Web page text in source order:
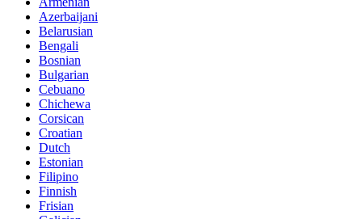
Azerbaijani
Belarusian
Bengali
Bosnian
Bulgarian
Cebuano
Chichewa
Corsican
Croatian
Dutch
Estonian
Filipino
Finnish
Frisian